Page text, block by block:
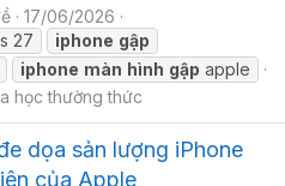
17/06/2026
27 iphone gập
iphone màn hình gập apple
học thường thức
dọa sản lượng iPhone
của Apple